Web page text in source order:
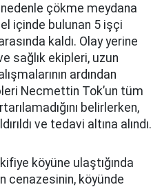
çökme meydana
içinde bulunan 5 işçi
kaldı. Olay yerine
sağlık ekipleri, uzun
ardından
Necmettin Tok’un tüm
belirlerken,
ve tedavi altına alındı.
köyüne ulaştığında
cenazesinin, köyünde